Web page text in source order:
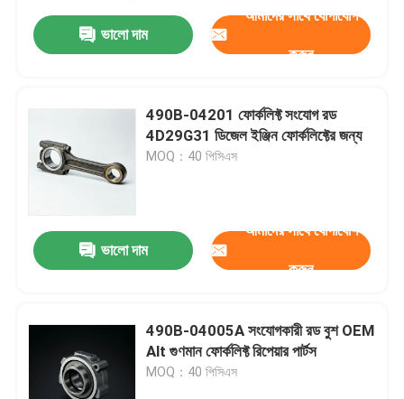
বাড়ি
ভিডিও
ভালো দাম
আমাদের সাথে যোগাযোগ
করুন
490B-04201 ফোর্কলিফ্ট সংযোগ রড
4D29G31 ডিজেল ইঞ্জিন ফোর্কলিফ্টের জন্য
MOQ：40 পিসিএস
ভালো দাম
আমাদের সাথে যোগাযোগ
করুন
490B-04005A সংযোগকারী রড বুশ OEM
Alt গুণমান ফোর্কলিফ্ট রিপেয়ার পার্টস
MOQ：40 পিসিএস